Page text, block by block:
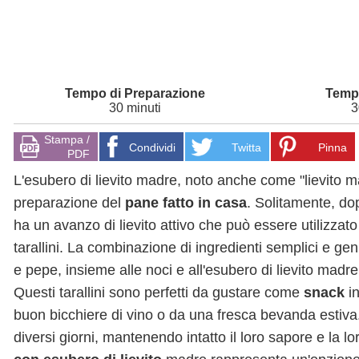
30 minuti
Stampa /
PDF
Condividi Twitta Pinna
L'esubero di lievito madre, noto anche come "lievito
preparazione del pane fatto in casa. Solitamente,
ha un avanzo di lievito attivo che può essere
tarallini. La combinazione di ingredienti semplici e
e pepe, insieme alle noci e all'esubero di lievito
Questi tarallini sono perfetti da gustare come snack
buon bicchiere di vino o da una fresca bevanda
diversi giorni, mantenendo intatto il loro sapore e la